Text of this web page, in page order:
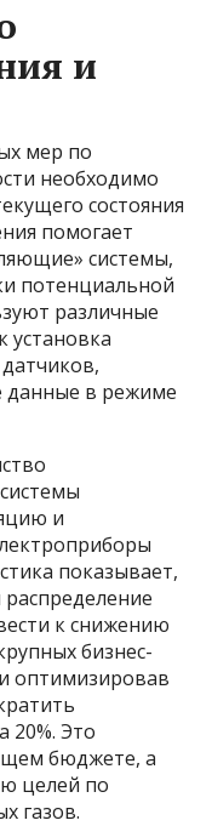
и
мер по
необходимо
состояния
помогает
системы,
потенциальной
различные
установка
данные в режиме
и
показывает,
к снижению
бизнес-
оптимизировав
20%. Это
бюджете, а
целей по
газов.